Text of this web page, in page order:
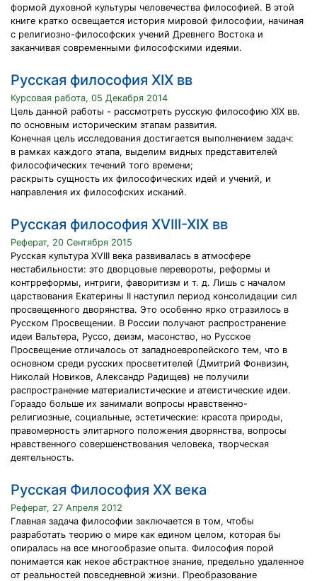
формой духовной культуры человечества философией. В этой
книге кратко освещается история мировой философии, начиная
с религиозно-философских учений Древнего Востока и
заканчивая современными философскими идеями.
Русская философия XIX вв
Курсовая работа, 05 Декабря 2014
Цель данной работы - рассмотреть русскую философию XIX вв.
по основным историческим этапам развития.
Конечная цель исследования достигается выполнением задач:
в рамках каждого этапа, выделим видных представителей
философических течений того времени;
раскрыть сущность их философических идей и учений, и
направления их философских исканий.
Русская философия XVIII-XIX вв
Реферат, 20 Сентября 2015
Русская культура XVIII века развивалась в атмосфере
нестабильности: это дворцовые перевороты, реформы и
контрреформы, интриги, фаворитизм и т. д. Лишь с началом
царствования Екатерины II наступил период консолидации сил
просвещенного дворянства. Это особенно ярко отразилось в
Русском Просвещении. В России получают распространение
идеи Вальтера, Руссо, деизм, масонство, но Русское
Просвещение отличалось от западноевропейского тем, что в
основном среди русских просветителей (Дмитрий Фонвизин,
Николай Новиков, Александр Радищев) не получили
распространение материалистические и атеистические идеи.
Гораздо больше их занимали вопросы нравственно-
религиозные, социальные, эстетические: красота природы,
правомерность элитарного положения дворянства, вопросы
нравственного совершенствования человека, творческая
деятельность.
Русская Философия ХХ века
Реферат, 27 Апреля 2012
Главная задача философии заключается в том, чтобы
разработать теорию о мире как едином целом, которая бы
опиралась на все многообразие опыта. Философия порой
понимается как некое абстрактное знание, предельно удаленное
от реальностей повседневной жизни. Преобразование